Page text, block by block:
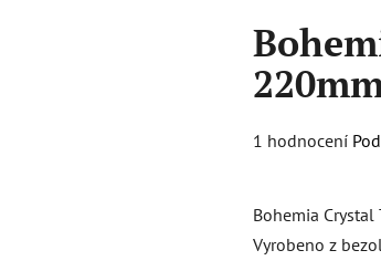
Průměrné
je
5,0
1 hodnocení
Bohemia
Vyrobeno z